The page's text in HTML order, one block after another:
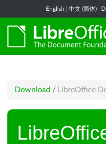
English 中文 (简体)
Download / LibreOffice